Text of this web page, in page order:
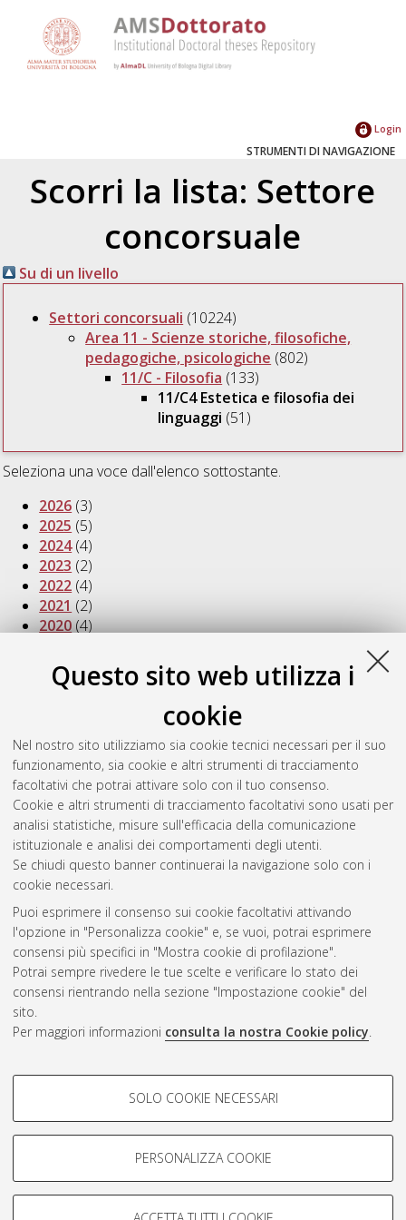
Questo sito web utilizza i
cookie
Nel nostro sito utilizziamo sia cookie tecnici necessari per il suo
funzionamento, sia cookie e altri strumenti di tracciamento
facoltativi che potrai attivare solo con il tuo consenso.
Cookie e altri strumenti di tracciamento facoltativi sono usati per
analisi statistiche, misure sull'efficacia della comunicazione
istituzionale e analisi dei comportamenti degli utenti.
Se chiudi questo banner continuerai la navigazione solo con i
cookie necessari.
Puoi esprimere il consenso sui cookie facoltativi attivando
l'opzione in "Personalizza cookie" e, se vuoi, potrai esprimere
consensi più specifici in "Mostra cookie di profilazione".
Potrai sempre rivedere le tue scelte e verificare lo stato dei
consensi rientrando nella sezione "Impostazione cookie" del
sito.
Per maggiori informazioni consulta la nostra Cookie policy.
COOKIE DI PROFILAZIONE -
Si tratta di cookie utilizzati per analizzare le caratteristiche della
navigazione degli utenti, creare profili in base al loro comportamento
Mostra cookie di profilazione
SOLO COOKIE NECESSARI
PERSONALIZZA COOKIE
Login
STRUMENTI DI NAVIGAZIONE
Scorri la lista: Settore
concorsuale
Su di un livello
Settori concorsuali (10224)
Area 11 - Scienze storiche, filosofiche,
pedagogiche, psicologiche (802)
11/C - Filosofia (133)
11/C4 Estetica e filosofia dei
linguaggi (51)
Seleziona una voce dall'elenco sottostante.
2026 (3)
2025 (5)
2024(4)
2023 (2)
2022 (4)
2021 (2)
2020(4)
2018
2017(4)
2011(1)
2010(2)
2009 (1)
2008(2)
2007(6)
Atom
Rss 1.0
Rss 2.0
ISSN: 2038-7946
Impostazioni Cookie
Informativa sulla privacy
Condizioni d’uso del sito